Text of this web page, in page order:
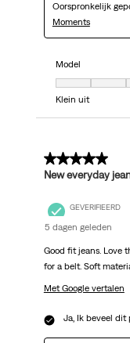
Oorspronkelijk
Moments
Model
Model, 4 van 7,
Klein uit
5 van 5 sterren.
New everyday
GEVERIFIEERD
5 dagen geleden
Good fit jeans. Love
for a belt. Soft
Met Google vertalen
Ja, Ik beveel dit